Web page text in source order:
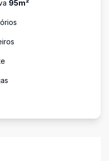
95m²
s
s
s